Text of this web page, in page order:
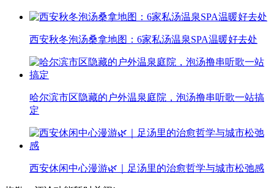
西安秋冬泡汤桑拿地图：6家私汤温泉SPA温暖好去处
哈尔滨市区隐藏的户外温泉庭院，泡汤撸串听歌一站搞
定
西安休闲中心漫游🌿｜足汤里的治愈哲学与城市松弛感